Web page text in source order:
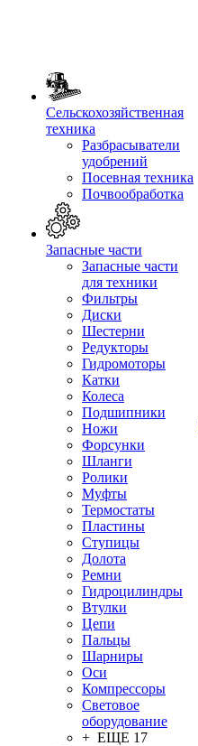
Сельскохозяйственная
техника
Разбрасыватели
удобрений
Посевная техника
Почвообработка
Запасные части
Запасные части
для техники
Фильтры
Диски
Шестерни
Редукторы
Гидромоторы
Катки
Колеса
Подшипники
Ножи
Форсунки
Шланги
Ролики
Муфты
Термостаты
Пластины
Ступицы
Долота
Ремни
Гидроцилиндры
Втулки
Цепи
Пальцы
Шарниры
Оси
Компрессоры
Световое
оборудование
+ ЕЩЕ 17